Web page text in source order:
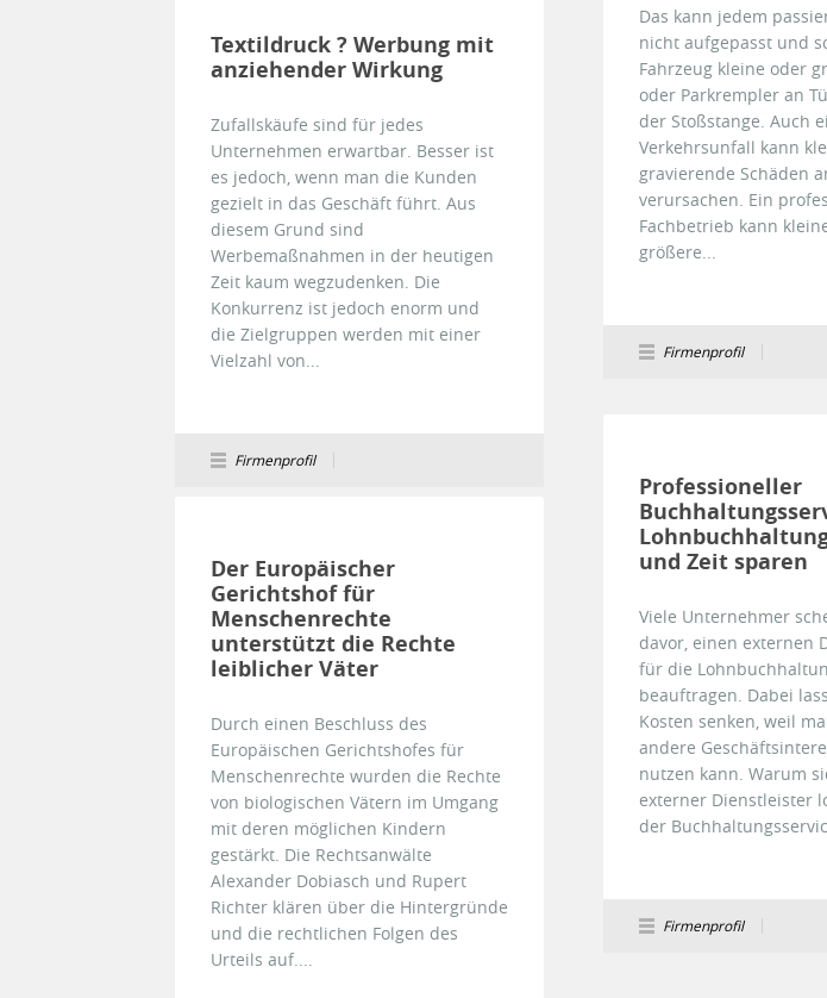
Das kann jedem
nicht aufgepasst und
Fahrzeug kleine oder
oder Parkrempler an
der Stoßstange. Auch
Verkehrsunfall kann
gravierende Schäden
verursachen. Ein
Fachbetrieb kann
größere...
Firmenprofil
Textildruck ? Werbung mit
anziehender Wirkung
Zufallskäufe sind für jedes
Unternehmen erwartbar. Besser ist
es jedoch, wenn man die Kunden
gezielt in das Geschäft führt. Aus
diesem Grund sind
Werbemaßnahmen in der heutigen
Zeit kaum wegzudenken. Die
Konkurrenz ist jedoch enorm und
die Zielgruppen werden mit einer
Vielzahl von...
Firmenprofil
Professioneller
und Zeit sparen
Viele Unternehmer
davor, einen externen
für die
beauftragen. Dabei
Kosten senken, weil
andere
nutzen kann. Warum
externer Dienstleister
der
Firmenprofil
Der Europäischer
Gerichtshof für
Menschenrechte
unterstützt die Rechte
leiblicher Väter
Durch einen Beschluss des
Europäischen Gerichtshofes für
Menschenrechte wurden die Rechte
von biologischen Vätern im Umgang
mit deren möglichen Kindern
gestärkt. Die Rechtsanwälte
Alexander Dobiasch und Rupert
Richter klären über die Hintergründe
und die rechtlichen Folgen des
Urteils auf....